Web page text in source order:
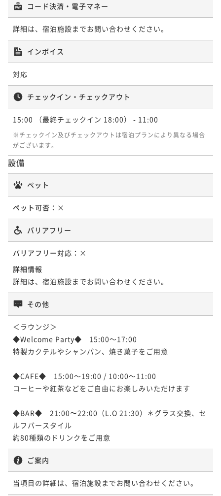
コード決済・電子マネー
詳細は、宿泊施設までお問い合わせください。
インボイス
対応
チェックイン・チェックアウト
15:00 （最終チェックイン 18:00） - 11:00
※チェックイン及びチェックアウトは宿泊プランにより異なる場合
がございます。
設備
ペット
ペット可否： ×
バリアフリー
バリアフリー対応： ×
詳細情報
詳細は、宿泊施設までお問い合わせください。
その他
＜ラウンジ＞
◆Welcome Party◆　15:00～17:00
特製カクテルやシャンパン、焼き菓子をご用意
◆CAFE◆　15:00～19:00 / 10:00～11:00
コーヒーや紅茶などをご自由にお楽しみいただけます
◆BAR◆　21:00〜22:00（L.O 21:30）＊グラス交換、セ
ルフバースタイル
約80種類のドリンクをご用意
ご案内
当項目の詳細は、宿泊施設までお問い合わせください。